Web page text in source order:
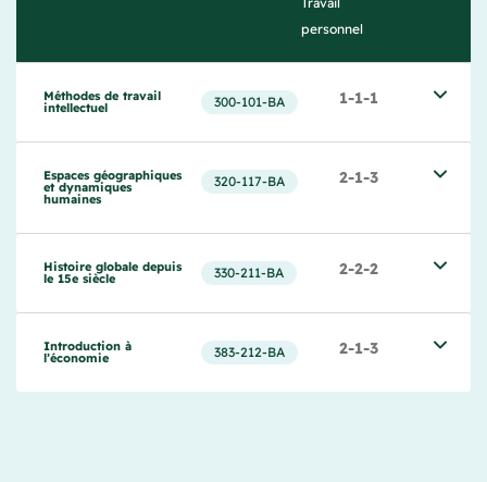
personnel
Méthodes de travail
intellectuel 300-101-BA 1-1-1
Espaces géographiques
et dynamiques
humaines
320-117-BA 2-1-3
Histoire globale depuis
le 15e siècle 330-211-BA 2-2-2
Introduction à
l’économie 383-212-BA 2-1-3